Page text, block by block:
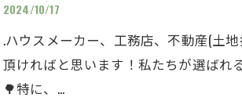
2024/10/17
.ハウスメーカー、工務店、不動産(土
頂ければと思います！私たちが選ばれ
🌳特に、…